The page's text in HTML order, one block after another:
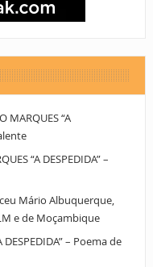
MARQUES “A
“A DESPEDIDA” –
Mário Albuquerque,
e de Moçambique
DESPEDIDA” – Poema de